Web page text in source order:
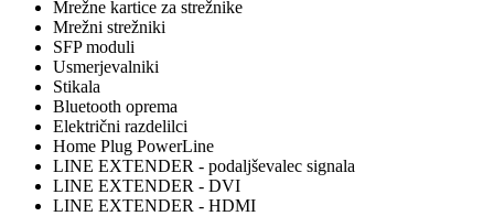
Mrežne kartice za strežnike
Mrežni strežniki
SFP moduli
Usmerjevalniki
Stikala
Bluetooth oprema
Električni razdelilci
Home Plug PowerLine
LINE EXTENDER - podaljševalec signala
LINE EXTENDER - DVI
LINE EXTENDER - HDMI